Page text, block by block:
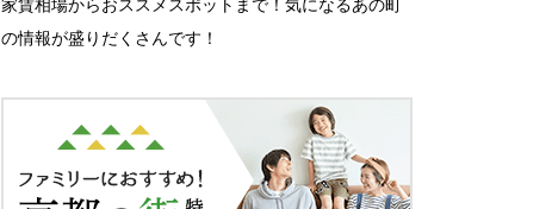
家賃相場からおススメスポットまで！気になるあの町
の情報が盛りだくさんです！